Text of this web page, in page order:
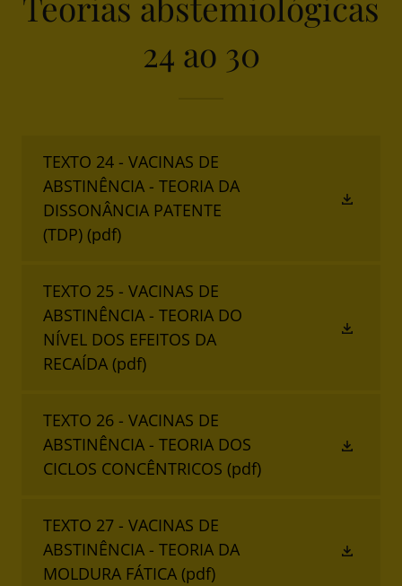
24 ao 30
TEXTO 24 - VACINAS DE
ABSTINÊNCIA - TEORIA DA
DISSONÂNCIA PATENTE
(TDP) (pdf)
TEXTO 25 - VACINAS DE
ABSTINÊNCIA - TEORIA DO
NÍVEL DOS EFEITOS DA
RECAÍDA (pdf)
TEXTO 26 - VACINAS DE
ABSTINÊNCIA - TEORIA DOS
CICLOS CONCÊNTRICOS (pdf)
TEXTO 27 - VACINAS DE
ABSTINÊNCIA - TEORIA DA
MOLDURA FÁTICA (pdf)